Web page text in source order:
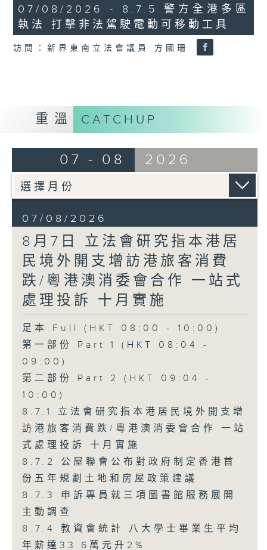
6
minutes,
18
seconds
07/08/2026 - 8.7.5 警方全港多區
執法 打擊非法駕駛電動可移動工具
訪問：新界東南立法會議員 方國珊
重溫 CATCHUP
07 - 08 2026
07/08/2026
8月7日 立法會研究指本港居
民境外開支增訪港旅客消費
跌/粵港澳消委會合作 一站式
處理投訴 十月實施
足本 Full (HKT 08:00 - 10:00)
第一部份 Part 1 (HKT 08:04 -
09:00)
第二部份 Part 2 (HKT 09:04 -
10:00)
8.7.1 立法會研究指本港居民境外開支增
訪港旅客消費跌/粵港澳消委會合作 一站
式處理投訴 十月實施
8.7.2 公屋聯會公布對政府制定香港首
份五年規劃土地和房屋政策建議
8.7.3 申訴專員就三項圖書館服務展開
主動調查
8.7.4 教資會統計 八大學士畢業生平均
年薪達33.6萬元升2%